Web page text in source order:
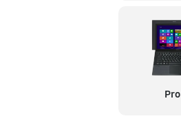
Pro